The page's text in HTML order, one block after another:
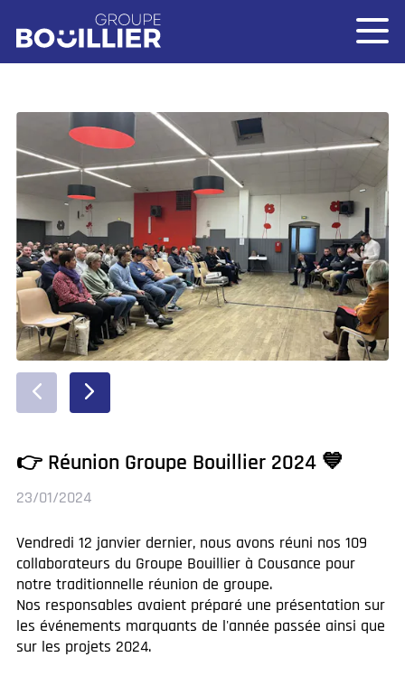
👉 Réunion Groupe Bouillier 2024 💙
23/01/2024
Vendredi 12 janvier dernier, nous avons réuni nos 109
collaborateurs du Groupe Bouillier à Cousance pour
notre traditionnelle réunion de groupe.
Nos responsables avaient préparé une présentation sur
les événements marquants de l'année passée ainsi que
sur les projets 2024.